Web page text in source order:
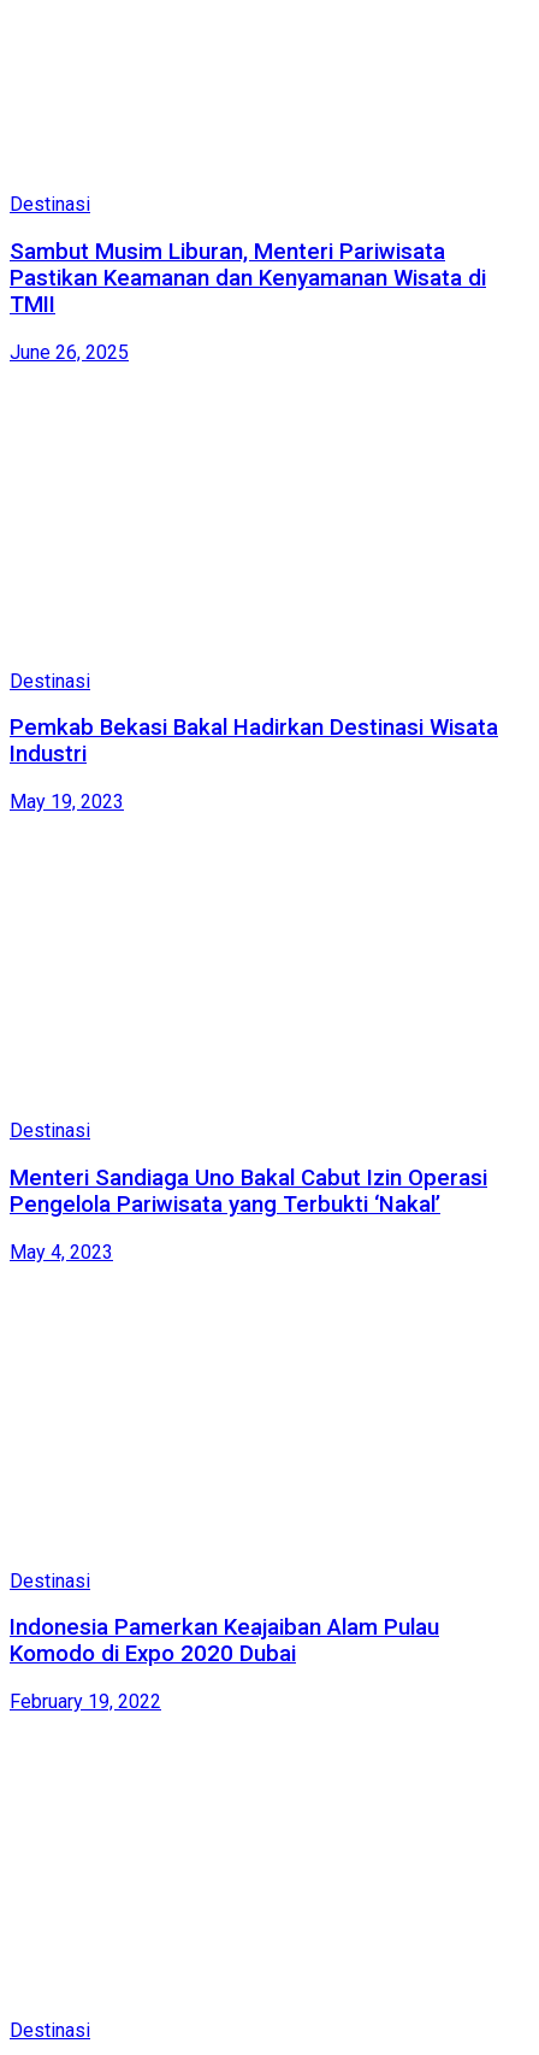
Destinasi
Sambut Musim Liburan, Menteri Pariwisata
Pastikan Keamanan dan Kenyamanan Wisata di
TMII
June 26, 2025
Destinasi
Pemkab Bekasi Bakal Hadirkan Destinasi Wisata
Industri
May 19, 2023
Destinasi
Menteri Sandiaga Uno Bakal Cabut Izin Operasi
Pengelola Pariwisata yang Terbukti ‘Nakal’
May 4, 2023
Destinasi
Indonesia Pamerkan Keajaiban Alam Pulau
Komodo di Expo 2020 Dubai
February 19, 2022
Destinasi